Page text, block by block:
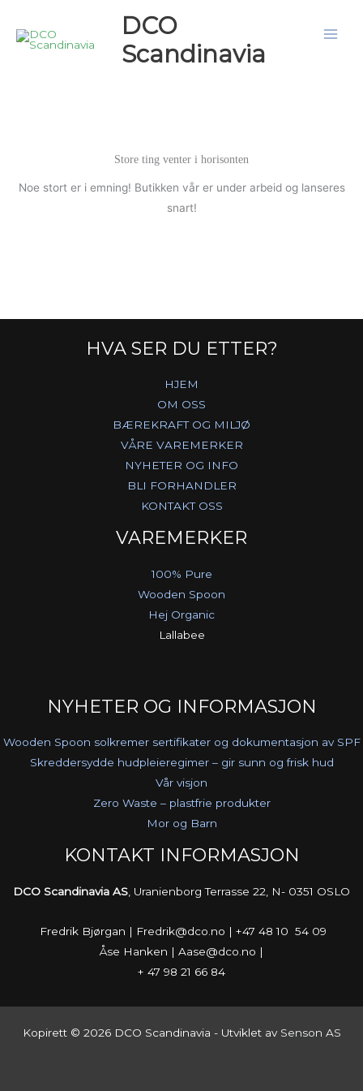
rett
DCO
Scandinavia
Store ting venter i horisonten
Noe stort er i emning! Butikken vår er under arbeid og lanseres
snart!
HVA SER DU ETTER?
HJEM
OM OSS
BÆREKRAFT OG MILJØ
VÅRE VAREMERKER
NYHETER OG INFO
BLI FORHANDLER
KONTAKT OSS
VAREMERKER
100% Pure
Wooden Spoon
Hej Organic
Lallabee
NYHETER OG INFORMASJON
Wooden Spoon solkremer sertifikater og dokumentasjon av SPF
Skreddersydde hudpleieregimer – gir sunn og frisk hud
Vår visjon
Zero Waste – plastfrie produkter
Mor og Barn
KONTAKT INFORMASJON
DCO Scandinavia AS , Uranienborg Terrasse 22, N- 0351 OSLO
Fredrik Bjørgan | Fredrik@dco.no | +47 48 10 54 09
Åse Hanken | Aase@dco.no |
+ 47 98 21 66 84
Kopirett © 2026 DCO Scandinavia - Utviklet av Senson AS